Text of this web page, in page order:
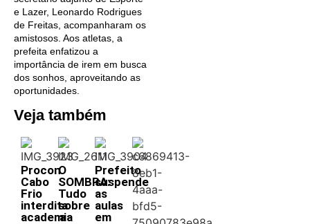
e Lazer, Leonardo Rodrigues
de Freitas, acompanharam os
amistosos. Aos atletas, a
prefeita enfatizou a
importância de irem em busca
dos sonhos, aproveitando as
oportunidades.
Veja também
Procon
Cabo
Frio
interdita
academia
O
SOMBRA:
Tudo
sobre
a
Prefeito
suspende
as
aulas
em